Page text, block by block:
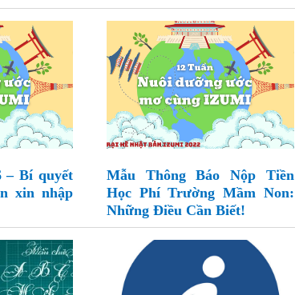
– Bí quyết
xin nhập
Mẫu Thông Báo Nộp Tiền
Học Phí Trường Mầm Non:
Những Điều Cần Biết!